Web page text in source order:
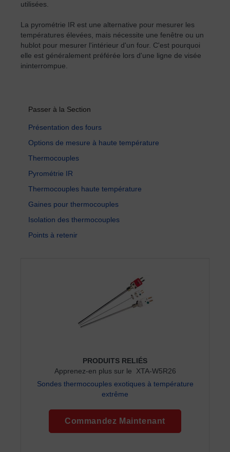
utilisées.
La pyrométrie IR est une alternative pour mesurer les
températures élevées, mais nécessite une fenêtre ou un
hublot pour mesurer l'intérieur d'un four. C'est pourquoi
elle est généralement préférée lors d'une ligne de visée
ininterrompue.
Passer à la Section
Présentation des fours
Options de mesure à haute température
Thermocouples
Pyrométrie IR
Thermocouples haute température
Gaines pour thermocouples
Isolation des thermocouples
Points à retenir
PRODUITS RELIÉS
Apprenez-en plus sur le XTA-W5R26
Sondes thermocouples exotiques à température
extrême
Commandez Maintenant